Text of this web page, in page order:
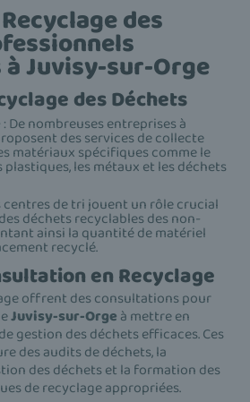
des
Juvisy-sur-Orge
des Déchets
: De nombreuses entreprises à
des services de collecte
matériaux spécifiques comme le
plastiques, les métaux et les déchets
centres de tri jouent un rôle crucial
déchets recyclables des non-
ainsi la quantité de matériel
recyclé.
en Recyclage
offrent des consultations pour
Juvisy-sur-Orge à mettre en
gestion des déchets efficaces. Ces
des audits de déchets, la
des déchets et la formation des
de recyclage appropriées.